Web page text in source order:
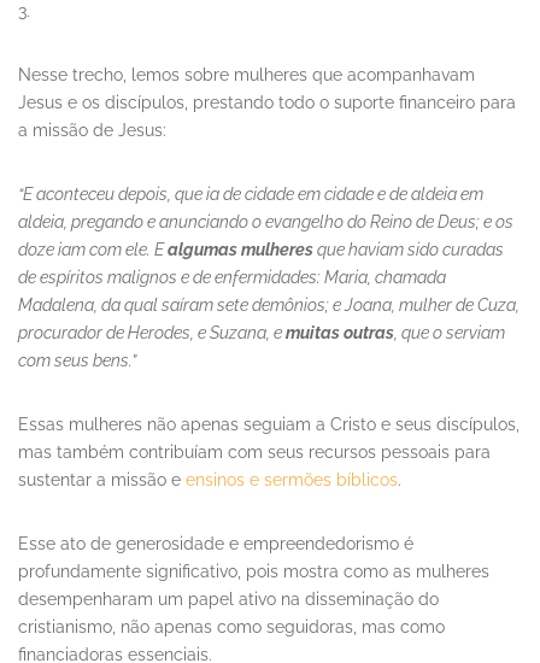
3.
Nesse trecho, lemos sobre mulheres que acompanhavam
Jesus e os discípulos, prestando todo o suporte financeiro para
a missão de Jesus:
“E aconteceu depois, que ia de cidade em cidade e de aldeia em
aldeia, pregando e anunciando o evangelho do Reino de Deus; e os
doze iam com ele. Ealgumas mulheresque haviam sido curadas
de espíritos malignos e de enfermidades: Maria, chamada
Madalena, da qual saíram sete demônios; e Joana, mulher de Cuza,
procurador de Herodes, e Suzana, emuitas outras , que o serviam
com seus bens.”
Essas mulheres não apenas seguiam a Cristo e seus discípulos,
mas também contribuíam com seus recursos pessoais para
sustentar a missão e ensinos e sermões bíblicos.
Esse ato de generosidade e empreendedorismo é
profundamente significativo, pois mostra como as mulheres
desempenharam um papel ativo na disseminação do
cristianismo, não apenas como seguidoras, mas como
financiadoras essenciais.